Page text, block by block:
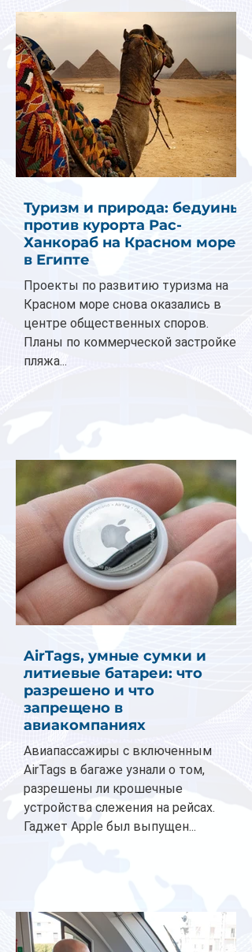
Туризм и природа: бедуины
против курорта Рас-
Ханкораб на Красном море
в Египте
Проекты по развитию туризма на
Красном море снова оказались в
центре общественных споров.
Планы по коммерческой застройке
пляжа...
AirTags, умные сумки и
литиевые батареи: что
разрешено и что
запрещено в
авиакомпаниях
Авиапассажиры с включенным
AirTags в багаже узнали о том,
разрешены ли крошечные
устройства слежения на рейсах.
Гаджет Apple был выпущен...